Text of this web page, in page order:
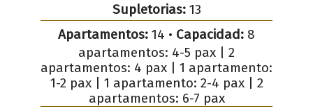
Supletorias:13
Apartamentos: 14 • Capacidad: 8
apartamentos: 4-5 pax | 2
apartamentos: 4 pax | 1 apartamento:
1-2 pax | 1 apartamento: 2-4 pax | 2
apartamentos: 6-7 pax